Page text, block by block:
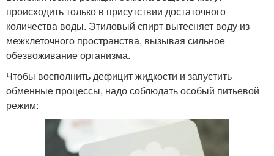
происходить только в присутствии достаточного
количества воды. Этиловый спирт вытесняет воду из
межклеточного пространства, вызывая сильное
обезвоживание организма.
Чтобы восполнить дефицит жидкости и запустить
обменные процессы, надо соблюдать особый питьевой
режим: